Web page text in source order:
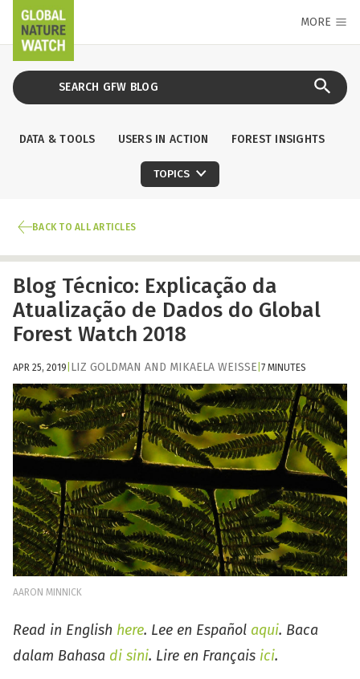
MORE
DATA & TOOLS USERS IN ACTION FOREST INSIGHTS
TOPICS
BACK TO ALL ARTICLES
Blog Técnico: Explicação da
Atualização de Dados do Global
Forest Watch 2018
APR 25, 2019 LIZ GOLDMAN AND MIKAELA WEISSE 7 MINUTES
AARON MINNICK
Read in English here. Lee en Español aqui. Baca
dalam Bahasa di sini. Lire en Français ici.